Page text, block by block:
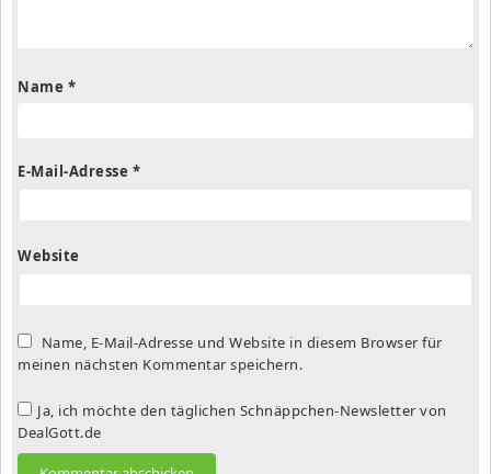
Name *
E-Mail-Adresse *
Website
Name, E-Mail-Adresse und Website in diesem Browser für
meinen nächsten Kommentar speichern.
Ja, ich möchte den täglichen Schnäppchen-Newsletter von
DealGott.de